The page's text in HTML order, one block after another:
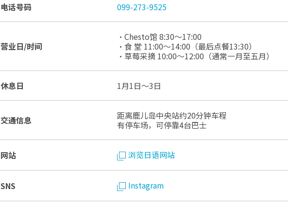
电话号码 099-273-9525
营业日/时间
・Chesto馆 8:30～17:00
・食 堂 11:00～14:00（最后点餐13:30）
・草莓采摘 10:00～12:00（通常一月至五月）
休息日 1月1日～3日
交通信息
距离鹿儿岛中央站约20分钟车程
有停车场，可停靠4台巴士
网站 浏览日语网站
SNS Instagram